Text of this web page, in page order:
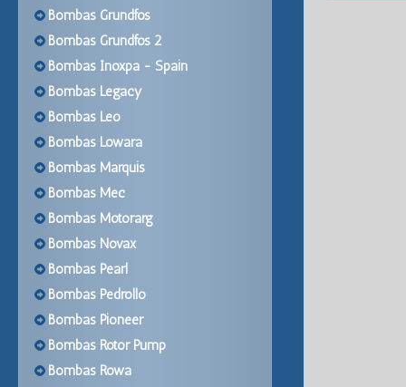
Bombas Grundfos
Bombas Grundfos 2
Bombas Inoxpa - Spain
Bombas Legacy
Bombas Leo
Bombas Lowara
Bombas Marquis
Bombas Mec
Bombas Motorarg
Bombas Novax
Bombas Pearl
Bombas Pedrollo
Bombas Pioneer
Bombas Rotor Pump
Bombas Rowa